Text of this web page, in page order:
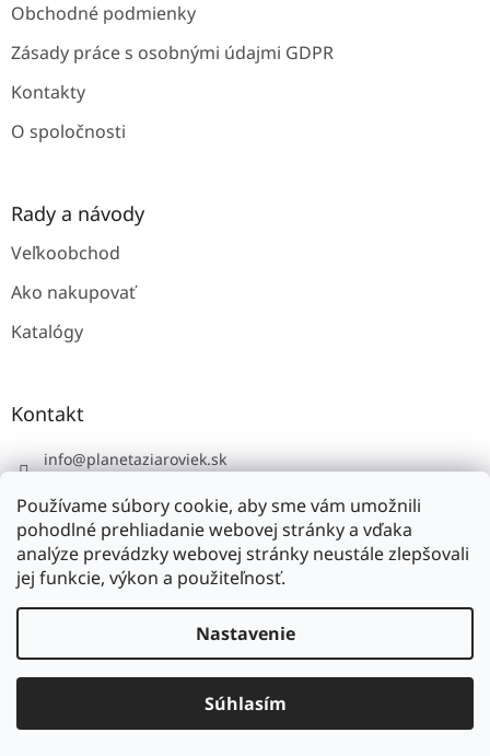
Používame súbory cookie, aby sme vám umožnili
pohodlné prehliadanie webovej stránky a vďaka
analýze prevádzky webovej stránky neustále zlepšovali
jej funkcie, výkon a použiteľnosť.
Nastavenie
Súhlasím
Obchodné podmienky
Zásady práce s osobnými údajmi GDPR
Kontakty
O spoločnosti
Rady a návody
Veľkoobchod
Ako nakupovať
Katalógy
Kontakt
info@planetaziaroviek.sk
vyhradené.